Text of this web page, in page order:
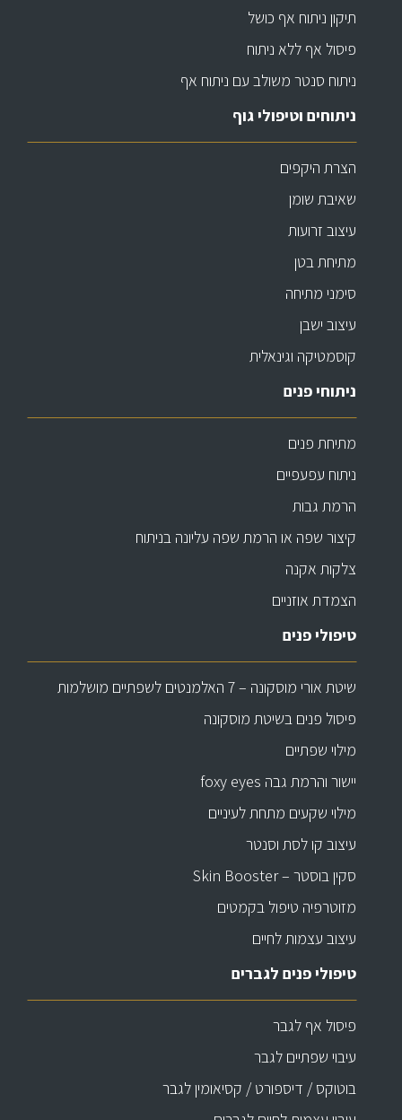
תיקון ניתוח אף כושל
פיסול אף ללא ניתוח
ניתוח סנטר משולב עם ניתוח אף
ניתוחים וטיפולי גוף
הצרת היקפים
שאיבת שומן
עיצוב זרועות
מתיחת בטן
סימני מתיחה
עיצוב ישבן
קוסמטיקה וגינאלית
ניתוחי פנים
מתיחת פנים
ניתוח עפעפיים
הרמת גבות
קיצור שפה או הרמת שפה עליונה בניתוח
צלקות אקנה
הצמדת אוזניים
טיפולי פנים
שיטת אורי מוסקונה – 7 האלמנטים לשפתיים מושלמות
פיסול פנים בשיטת מוסקונה
מילוי שפתיים
יישור והרמת גבה foxy eyes
מילוי שקעים מתחת לעיניים
עיצוב קו לסת וסנטר
סקין בוסטר – Skin Booster
מזוטרפיה טיפול בקמטים
עיצוב עצמות לחיים
טיפולי פנים לגברים
פיסול אף לגבר
עיבוי שפתיים לגבר
בוטוקס / דיספורט / קסיאומין לגבר